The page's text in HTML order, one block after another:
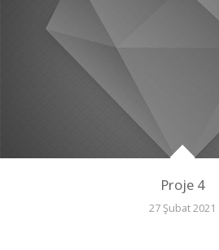
Proje 4
27 Şubat 2021